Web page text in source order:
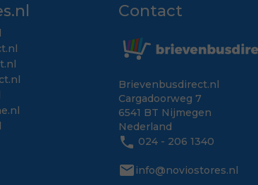
Contact
Brievenbusdirect.nl
Cargadoorweg 7
6541 BT Nijmegen
Nederland
phone 024 - 206 1340
mail info@noviostores.nl